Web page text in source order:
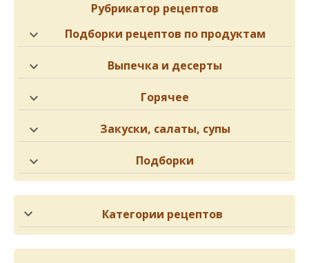
Рубрикатор рецептов
Подборки рецептов по продуктам
Выпечка и десерты
Горячее
Закуски, салаты, супы
Подборки
Категории рецептов